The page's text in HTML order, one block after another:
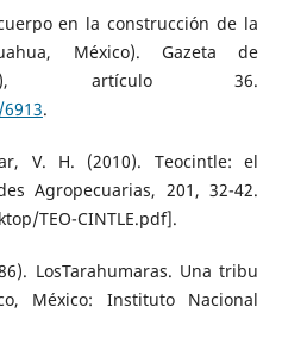
en la construcción de la
México). Gazeta de
artículo 36.
.
V. H. (2010). Teocintle: el
Agropecuarias, 201, 32-42.
TEO-CINTLE.pdf].
LosTarahumaras. Una tribu
México: Instituto Nacional